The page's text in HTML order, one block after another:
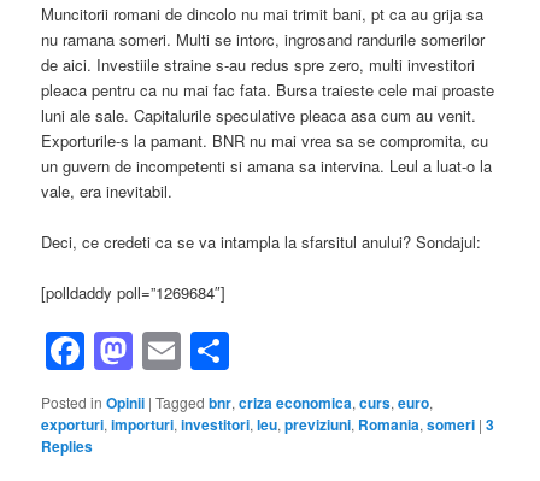
Muncitorii romani de dincolo nu mai trimit bani, pt ca au grija sa
nu ramana someri. Multi se intorc, ingrosand randurile somerilor
de aici. Investiile straine s-au redus spre zero, multi investitori
pleaca pentru ca nu mai fac fata. Bursa traieste cele mai proaste
luni ale sale. Capitalurile speculative pleaca asa cum au venit.
Exporturile-s la pamant. BNR nu mai vrea sa se compromita, cu
un guvern de incompetenti si amana sa intervina. Leul a luat-o la
vale, era inevitabil.
Deci, ce credeti ca se va intampla la sfarsitul anului? Sondajul:
[polldaddy poll=”1269684″]
Facebook
Mastodon
Email
Posted in Opinii |Tagged bnr,criza economica,curs,euro,
exporturi,importuri,investitori,leu,previziuni, Romania,someri |3
Replies